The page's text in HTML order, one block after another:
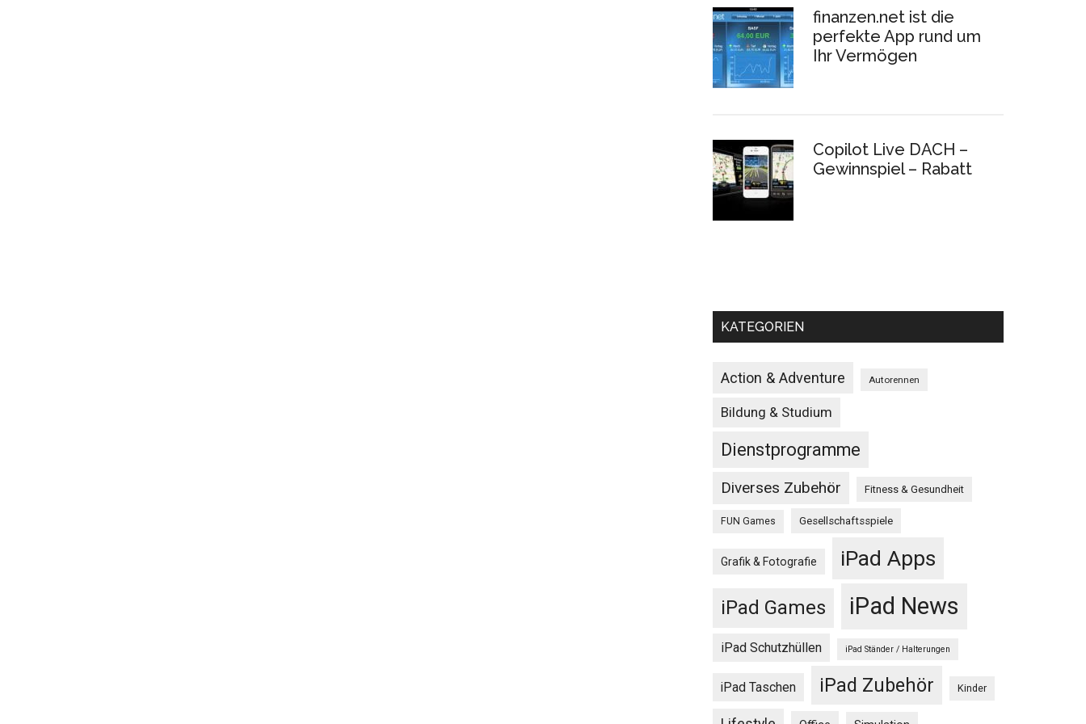
finanzen.net ist die
perfekte App rund um
Ihr Vermögen
Copilot Live DACH –
Gewinnspiel – Rabatt
KATEGORIEN
Action & Adventure Autorennen
Bildung & Studium
Dienstprogramme
Diverses Zubehör Fitness & Gesundheit
FUN Games Gesellschaftsspiele
Grafik & Fotografie iPad Apps
iPad Games iPad News
iPad Schutzhüllen iPad Ständer / Halterungen
iPad Taschen iPad Zubehör Kinder